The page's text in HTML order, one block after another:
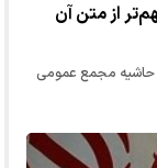
از متن آن
حاشیه مجمع عمومی